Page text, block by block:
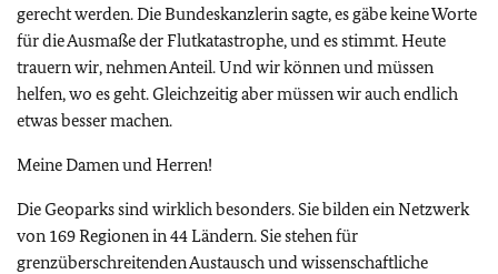
gerecht werden. Die Bundeskanzlerin sagte, es gäbe keine Worte
für die Ausmaße der Flutkatastrophe, und es stimmt. Heute
trauern wir, nehmen Anteil. Und wir können und müssen
helfen, wo es geht. Gleichzeitig aber müssen wir auch endlich
etwas besser machen.
Meine Damen und Herren!
Die Geoparks sind wirklich besonders. Sie bilden ein Netzwerk
von 169 Regionen in 44 Ländern. Sie stehen für
grenzüberschreitenden Austausch und wissenschaftliche